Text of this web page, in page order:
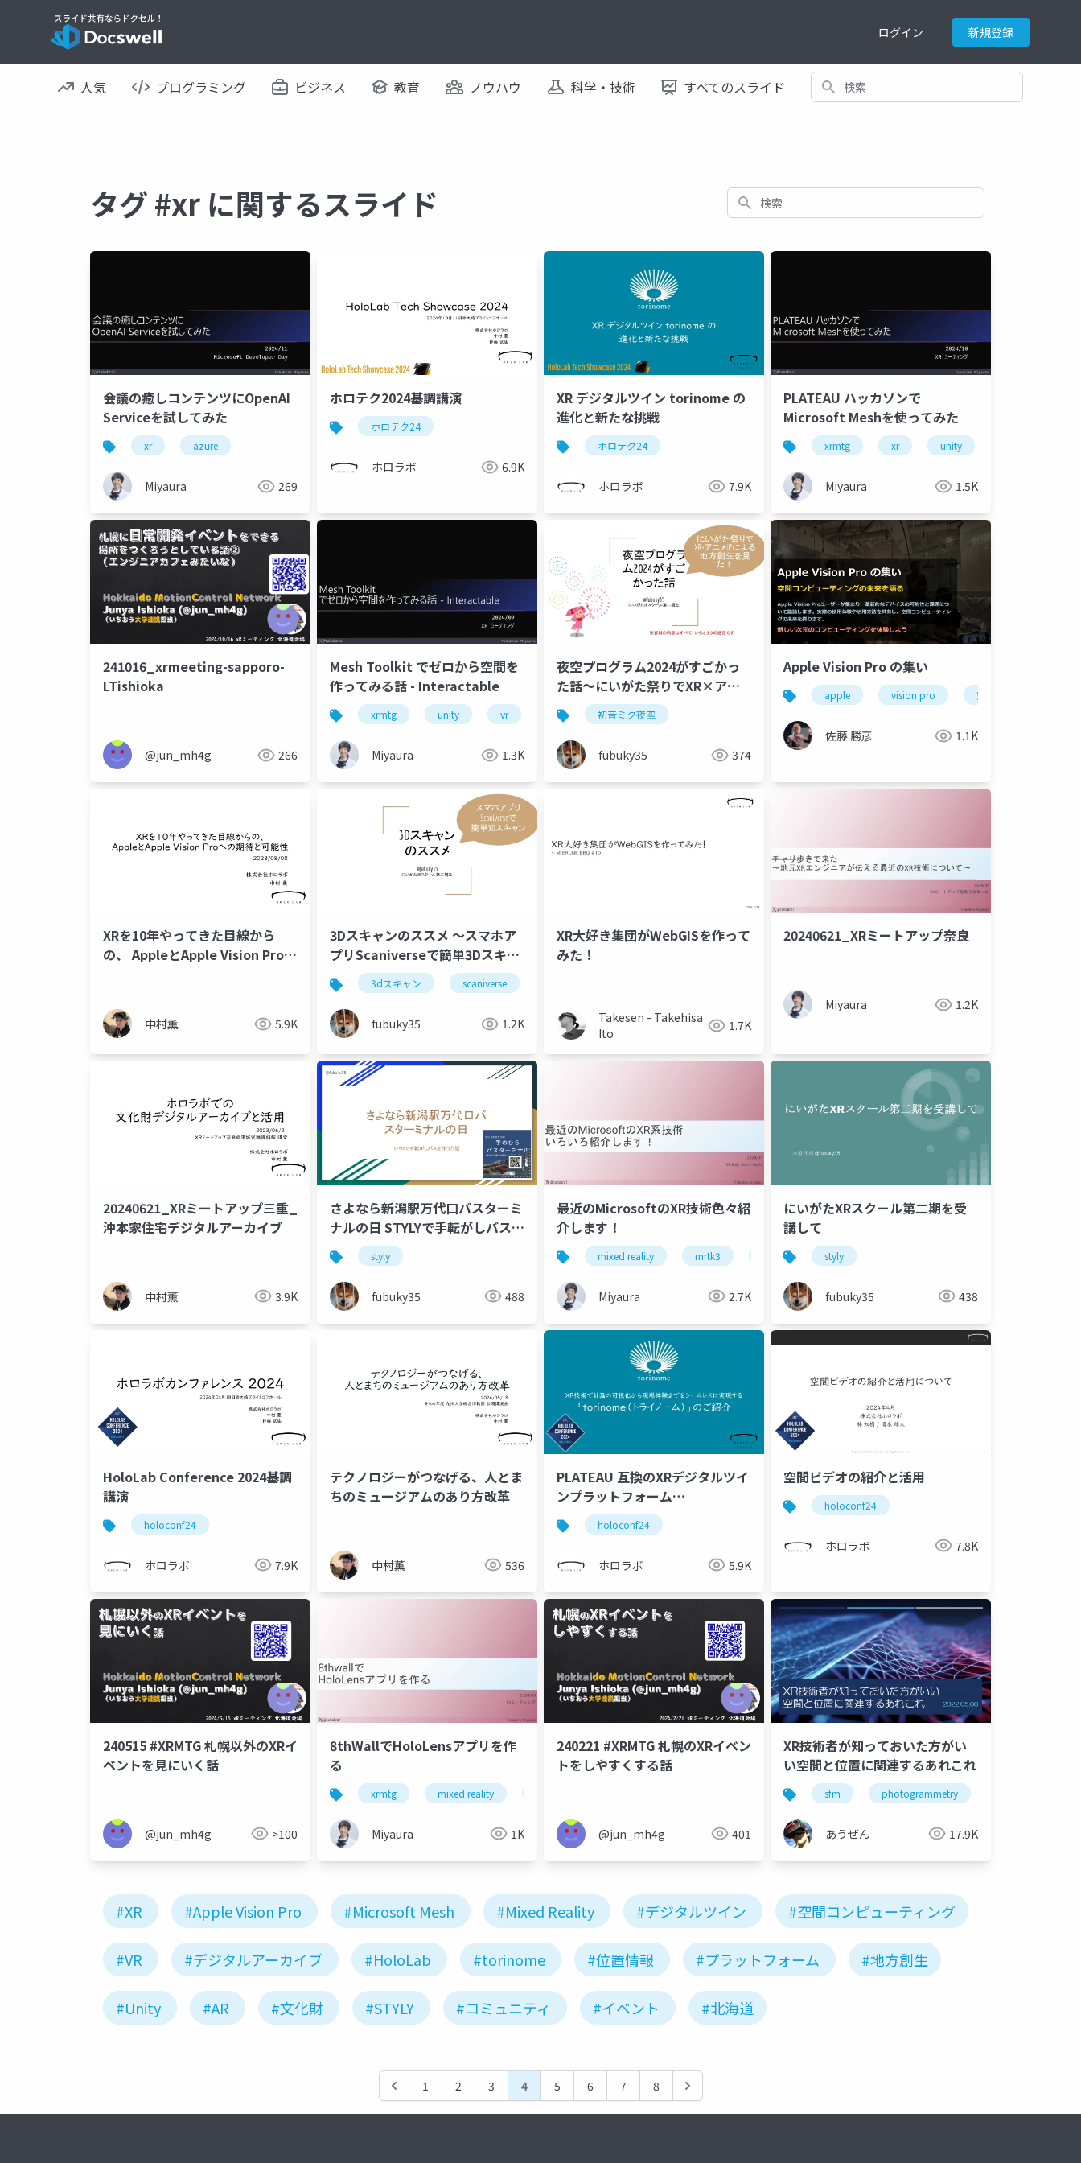
ログイン 新規登録
人気 プログラミング ビジネス 教育 ノウハウ 科学・技術 すべてのスライド 検索
タグ #xr に関するスライド 検索
会議の癒しコンテンツにOpenAI
Serviceを試してみた
xr azure
Miyaura 269
ホロテク2024基調講演
ホロテク24
ホロラボ 6.9K
XR デジタルツイン torinome の
進化と新たな挑戦
ホロテク24
ホロラボ 7.9K
PLATEAU ハッカソンで
Microsoft Meshを使ってみた
xrmtg xr unity
Miyaura 1.5K
241016_xrmeeting-sapporo-
LTishioka
@jun_mh4g 266
Mesh Toolkit でゼロから空間を
作ってみる話 - Interactable
xrmtg unity vr microsoftmesh immersiveexperiences
Miyaura 1.3K
夜空プログラム2024がすごかっ
た話～にいがた祭りでXR×アニ
メIPによる地方創生を見た！～
初音ミク夜空
fubuky35 374
Apple Vision Pro の集い
apple vision pro 空間コンピューティング
佐藤 勝彦 1.1K
XRを10年やってきた目線から
の、 AppleとApple Vision Proへ
中村薫 5.9K
3Dスキャンのススメ ～スマホア
プリScaniverseで簡単3Dスキャ
ン～
3dスキャン scaniverse
fubuky35 1.2K
XR大好き集団がWebGISを作って
みた！
Takesen - Takehisa
Ito
1.7K
20240621_XRミートアップ奈良
Miyaura 1.2K
20240621_XRミートアップ三重_
沖本家住宅デジタルアーカイブ
中村薫 3.9K
さよなら新潟駅万代口バスターミ
ナルの日 STYLYで手転がしバスを
作った話styly
fubuky35 488
最近のMicrosoftのXR技術色々紹
介します！
mixed reality mrtk3 azure
Miyaura 2.7K
にいがたXRスクール第二期を受
講して
styly
fubuky35 438
HoloLab Conference 2024基調
講演
holoconf24
ホロラボ 7.9K
テクノロジーがつなげる、人とま
ちのミュージアムのあり方改革
中村薫 536
PLATEAU 互換のXRデジタルツイ
ンプラットフォーム
「torinome」の紹介
holoconf24
ホロラボ 5.9K
空間ビデオの紹介と活用
holoconf24
ホロラボ 7.8K
240515 #XRMTG 札幌以外のXRイ
ベントを見にいく話
@jun_mh4g >100
8thWallでHoloLensアプリを作
る
xrmtg mixed reality
Miyaura 1K
240221 #XRMTG 札幌のXRイベン
トをしやすくする話
@jun_mh4g 401
XR技術者が知っておいた方がい
い空間と位置に関連するあれこれ
sfm photogrammetry
あうぜん 17.9K
#XR #Apple Vision Pro #Microsoft Mesh #Mixed Reality #デジタルツイン #空間コンピューティング
#VR #デジタルアーカイブ #HoloLab #torinome #位置情報 #プラットフォーム #地方創生
#Unity #AR #文化財 #STYLY #コミュニティ #イベント #北海道
1 2 3 4 5 6 7 8